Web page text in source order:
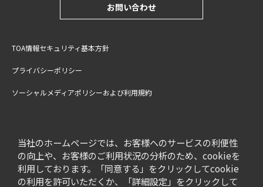
当社のホームページでは、お客様へのサービスの利便性
の向上や、お客様のご利用状況の分析のため、cookieを
利用しております。「同意する」をクリックしてcookie
の利用を許可いただくか、「詳細設定」をクリックして
お問い合わせ
TOA情報セキュリティ基本方針
プライバシーポリシー
ソーシャルメディアポリシーおよび利用規約
特定商取引法に基づく表記